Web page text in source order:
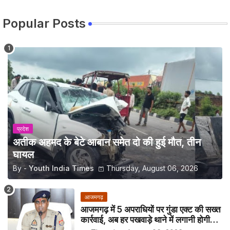
Popular Posts
प्रदेश
अतीक अहमद के बेटे आबान समेत दो की हुई मौत, तीन
घायल
By - Youth India Times Thursday, August 06, 2026
आजमगढ़
आजमगढ़ में 5 अपराधियों पर गुंडा एक्ट की सख्त
कार्रवाई, अब हर पखवाड़े थाने में लगानी होगी